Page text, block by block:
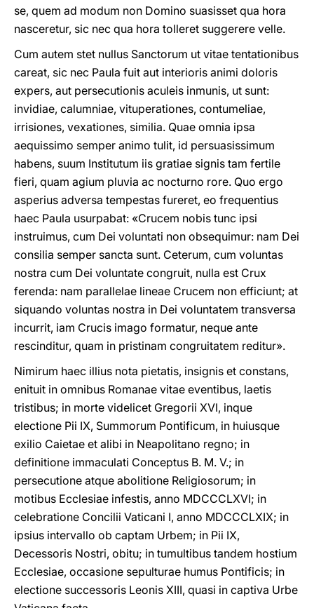
se, quem ad modum non Domino suasisset qua hora
nasceretur, sic nec qua hora tolleret suggerere velle.
Cum autem stet nullus Sanctorum ut vitae tentationibus
careat, sic nec Paula fuit aut interioris animi doloris
expers, aut persecutionis aculeis inmunis, ut sunt:
invidiae, calumniae, vituperationes, contumeliae,
irrisiones, vexationes, similia. Quae omnia ipsa
aequissimo semper animo tulit, id persuasissimum
habens, suum Institutum iis gratiae signis tam fertile
fieri, quam agium pluvia ac nocturno rore. Quo ergo
asperius adversa tempestas fureret, eo frequentius
haec Paula usurpabat: «Crucem nobis tunc ipsi
instruimus, cum Dei voluntati nοn obsequimur: nam Dei
consilia semper sancta sunt. Ceterum, cum voluntas
nostra cum Dei voluntate congruit, nulla est Crux
ferenda: nam parallelae lineae Crucem non efficiunt; at
siquando voluntas nostra in Dei voluntatem transversa
incurrit, iam Crucis imago formatur, neque ante
rescinditur, quam in pristinam congruitatem reditur».
Nimirum haec illius nota pietatis, insignis et constans,
enituit in omnibus Romanae vitae eventibus, laetis
tristibus; in morte videlicet Gregorii XVI, inque
electione Pii IX, Summorum Pontificum, in huiusque
exilio Caietae et alibi in Neapolitano regno; in
definitione immaculati Conceptus B. M. V.; in
persecutione atque abolitione Religiosorum; in
motibus Ecclesiae infestis, anno MDCCCLXVI; in
celebratione Concilii Vaticani I, anno MDCCCLXIX; in
ipsius intervallo ob captam Urbem; in Pii IX,
Decessoris Nostri, obitu; in tumultibus tandem hostium
Ecclesiae, occasione sepulturae humus Pontificis; in
electione successoris Leοnis XIII, quasi in captiva Urbe